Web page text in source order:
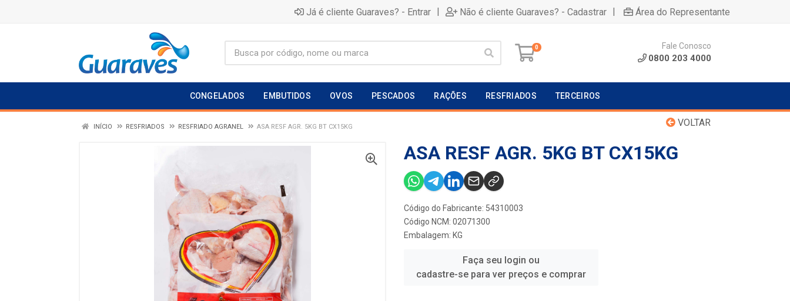
Já é cliente Guaraves? - Entrar | Não é cliente Guaraves? - Cadastrar | Área do Representante
0 Fale Conosco
0800 203 4000
CONGELADOS EMBUTIDOS OVOS PESCADOS RAÇÕES RESFRIADOS TERCEIROS
VOLTAR
INÍCIO RESFRIADOS RESFRIADO AGRANEL ASA RESF AGR. 5KG BT CX15KG
ASA RESF AGR. 5KG BT CX15KG
Código do Fabricante: 54310003
Código NCM: 02071300
Embalagem: KG
Faça seu login ou
cadastre-se para ver preços e comprar